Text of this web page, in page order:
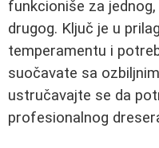
funkcioniše za
drugog. Ključ je u
temperamentu i
suočavate sa
ustručavajte se da
profesionalnog